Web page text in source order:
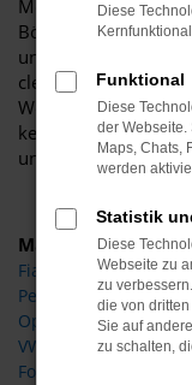
Motorisierung und
Böttche bieten Fiat
und sind stets in der
clevere Pakete mit
Wenn es um das
kennt unsere
uns stets an Ihren
Marken
Fiat
Peugeot
Opel
VW
Ford
Diese
Funktional
Diese
der Webseite.
Maps, Chats,
werden
Statistik
Diese
Webseite zu
zu
die von
Sie auf
zu schalten,